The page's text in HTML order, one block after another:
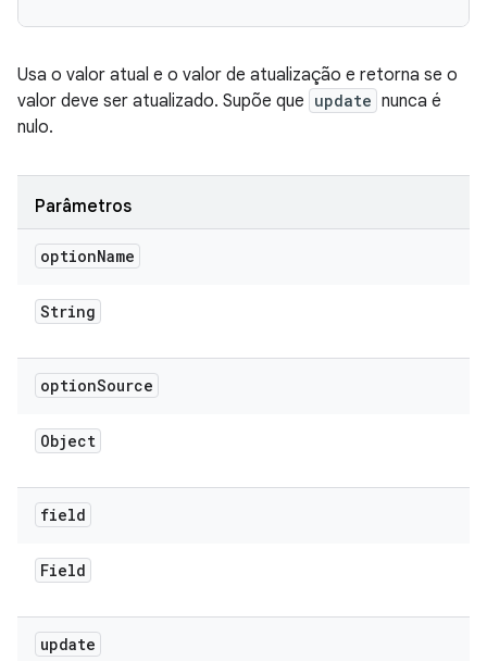
Usa o valor atual e o valor de atualização e retorna se o
valor deve ser atualizado. Supõe que update nunca é
nulo.
Parâmetros
optionName
String
optionSource
Object
field
Field
update